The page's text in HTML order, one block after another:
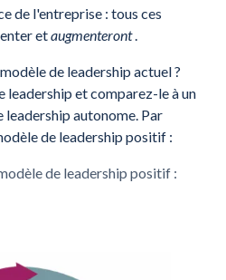
de l'entreprise : tous ces
etaugmenteront.
de leadership actuel ?
leadership et comparez-le à un
leadership autonome. Par
de leadership positif :
de leadership positif :